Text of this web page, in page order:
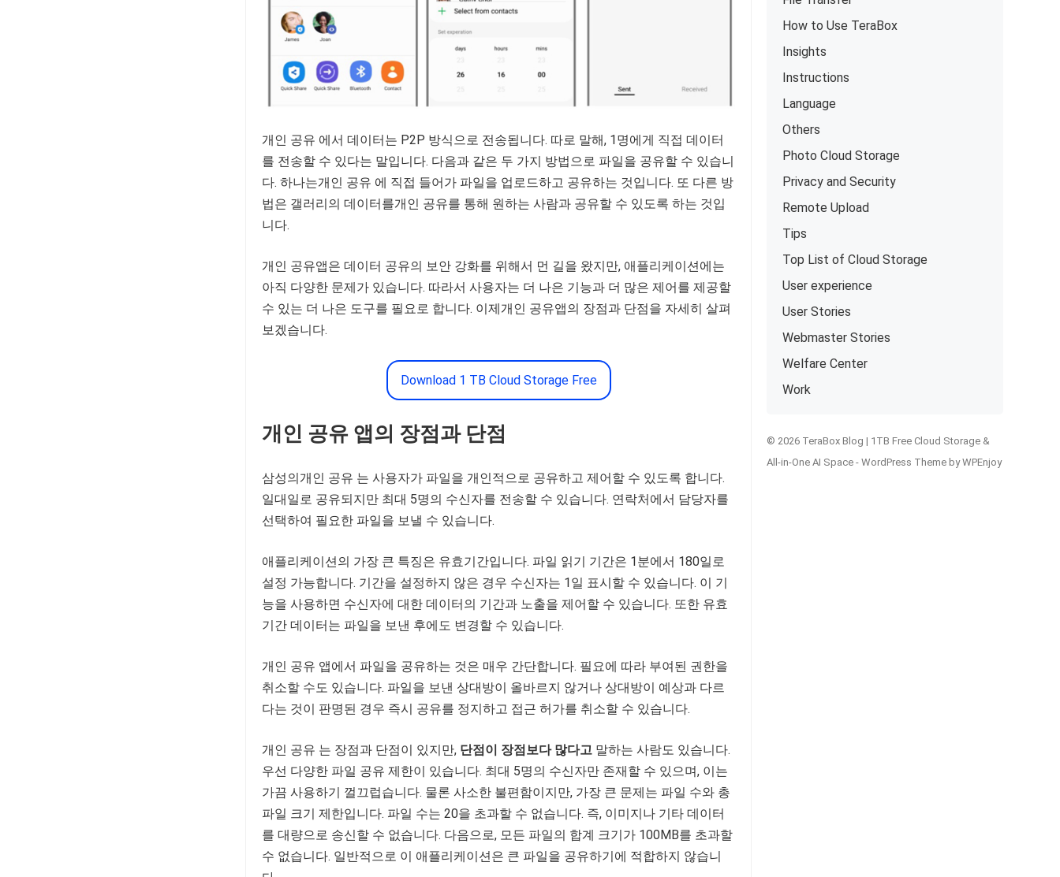
개인 공유 에서 데이터는 P2P 방식으로 전송됩니다. 따로 말해, 1명에게 직접 데이터
를 전송할 수 있다는 말입니다. 다음과 같은 두 가지 방법으로 파일을 공유할 수 있습니
다. 하나는개인 공유 에 직접 들어가 파일을 업로드하고 공유하는 것입니다. 또 다른 방
법은 갤러리의 데이터를개인 공유를 통해 원하는 사람과 공유할 수 있도록 하는 것입
니다.
개인 공유앱은 데이터 공유의 보안 강화를 위해서 먼 길을 왔지만, 애플리케이션에는
아직 다양한 문제가 있습니다. 따라서 사용자는 더 나은 기능과 더 많은 제어를 제공할
수 있는 더 나은 도구를 필요로 합니다. 이제개인 공유앱의 장점과 단점을 자세히 살펴
보겠습니다.
Download 1 TB Cloud Storage Free
개인 공유 앱의 장점과 단점
삼성의개인 공유 는 사용자가 파일을 개인적으로 공유하고 제어할 수 있도록 합니다.
일대일로 공유되지만 최대 5명의 수신자를 전송할 수 있습니다. 연락처에서 담당자를
선택하여 필요한 파일을 보낼 수 있습니다.
애플리케이션의 가장 큰 특징은 유효기간입니다. 파일 읽기 기간은 1분에서 180일로
설정 가능합니다. 기간을 설정하지 않은 경우 수신자는 1일 표시할 수 있습니다. 이 기
능을 사용하면 수신자에 대한 데이터의 기간과 노출을 제어할 수 있습니다. 또한 유효
기간 데이터는 파일을 보낸 후에도 변경할 수 있습니다.
개인 공유 앱에서 파일을 공유하는 것은 매우 간단합니다. 필요에 따라 부여된 권한을
취소할 수도 있습니다. 파일을 보낸 상대방이 올바르지 않거나 상대방이 예상과 다르
다는 것이 판명된 경우 즉시 공유를 정지하고 접근 허가를 취소할 수 있습니다.
개인 공유 는 장점과 단점이 있지만, 단점이 장점보다 많다고 말하는 사람도 있습니다.
우선 다양한 파일 공유 제한이 있습니다. 최대 5명의 수신자만 존재할 수 있으며, 이는
가끔 사용하기 껄끄럽습니다. 물론 사소한 불편함이지만, 가장 큰 문제는 파일 수와 총
파일 크기 제한입니다. 파일 수는 20을 초과할 수 없습니다. 즉, 이미지나 기타 데이터
를 대량으로 송신할 수 없습니다. 다음으로, 모든 파일의 합계 크기가 100MB를 초과할
수 없습니다. 일반적으로 이 애플리케이션은 큰 파일을 공유하기에 적합하지 않습니
How to Use TeraBox
Insights
Instructions
Language
Others
Photo Cloud Storage
Privacy and Security
Remote Upload
Tips
Top List of Cloud Storage
User experience
User Stories
Webmaster Stories
Welfare Center
Work
© 2026 TeraBox Blog | 1TB Free Cloud Storage &
All-in-One AI Space - WordPress Theme byWPEnjoy